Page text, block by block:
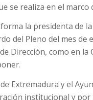
se realiza en el
la presidenta de
del Pleno del mes
Dirección, como en
de Extremadura y el
institucional y